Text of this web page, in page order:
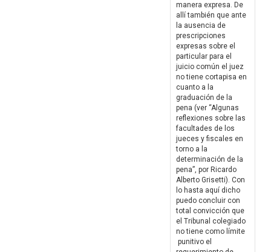
manera expresa. De
allí también que ante
la ausencia de
prescripciones
expresas sobre el
particular para el
juicio común el juez
no tiene cortapisa en
cuanto a la
graduación de la
pena (ver “Algunas
reflexiones sobre las
facultades de los
jueces y fiscales en
torno a la
determinación de la
pena”, por Ricardo
Alberto Grisetti). Con
lo hasta aquí dicho
puedo concluir con
total convicción que
el Tribunal colegiado
no tiene como límite
punitivo el